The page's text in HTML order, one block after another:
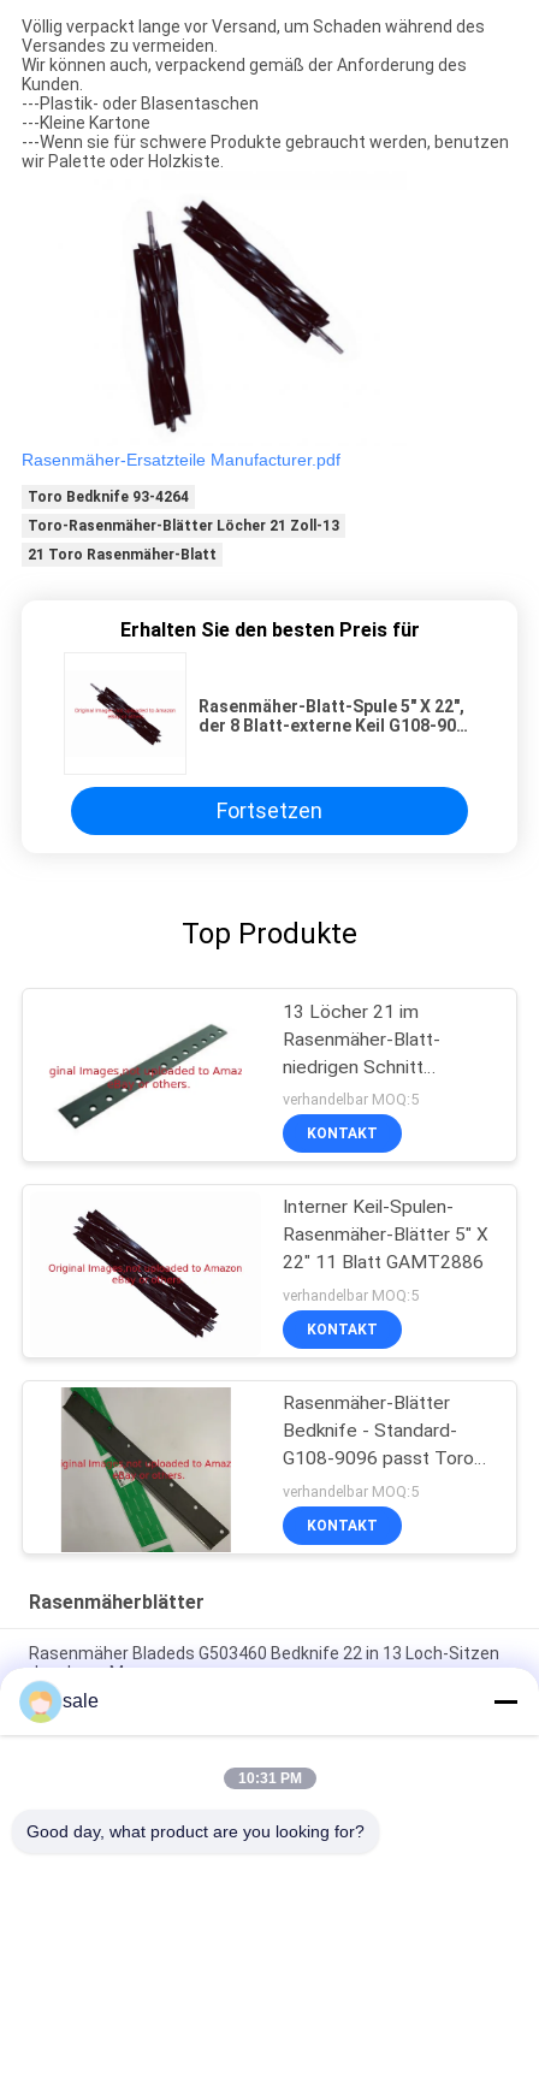
Völlig verpackt lange vor Versand, um Schaden während des
Versandes zu vermeiden.
Wir können auch, verpackend gemäß der Anforderung des
Kunden.
---Plastik- oder Blasentaschen
---Kleine Kartone
---Wenn sie für schwere Produkte gebraucht werden, benutzen
wir Palette oder Holzkiste.
Rasenmäher-Ersatzteile Manufacturer.pdf
Toro Bedknife 93-4264
Toro-Rasenmäher-Blätter Löcher 21 Zoll-13
21 Toro Rasenmäher-Blatt
Erhalten Sie den besten Preis für
Rasenmäher-Blatt-Spule 5" X 22",
der 8 Blatt-externe Keil G108-9071
Fortsetzen
Top Produkte
13 Löcher 21 im
Rasenmäher-Blatt-
niedrigen Schnitt
Bedknife G93-4262
passt Toro-Mäher
verhandelbar MOQ:5
KONTAKT
Interner Keil-Spulen-
Rasenmäher-Blätter 5" X
22" 11 Blatt GAMT2886
verhandelbar MOQ:5
KONTAKT
Rasenmäher-Blätter
Bedknife - Standard-
G108-9096 passt Toro
Reelmaster
verhandelbar MOQ:5
KONTAKT
Rasenmäherblätter
Rasenmäher Bladeds G503460 Bedknife 22 in 13 Loch-Sitzen
Jacobsen Mower
Rasenmäher Wldmt - Zylinder RHD, 26" 7 Messer
GMBF0325B.07 passt zur Jacobsen F305-F407-Serie
Rasenmäher Klinge, 26.62 ̊ Combo G4163101 Fits Jacobsen
sale
10:31 PM
Good day, what product are you looking for?